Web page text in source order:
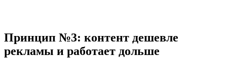
Принцип №3: контент дешевле
рекламы и работает дольше